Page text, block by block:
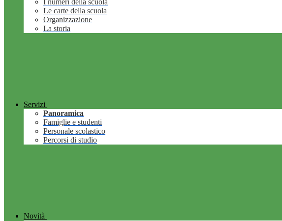
I numeri della scuola
Le carte della scuola
Organizzazione
La storia
Servizi
Panoramica
Famiglie e studenti
Personale scolastico
Percorsi di studio
Novità